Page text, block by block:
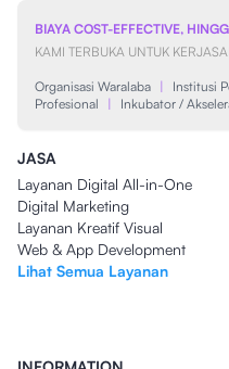
BIAYA COST-EFFECTIVE,
KAMI TERBUKA UNTUK
Organisasi Waralaba | Institusi
Profesional
| Inkubator /
JASA
Layanan Digital All-in-One
Digital Marketing
Layanan Kreatif Visual
Web & App Development
Lihat Semua Layanan